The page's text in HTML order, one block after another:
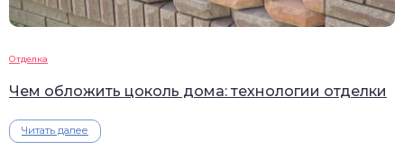
Отделка
Чем обложить цоколь дома: технологии отделки
Читать далее